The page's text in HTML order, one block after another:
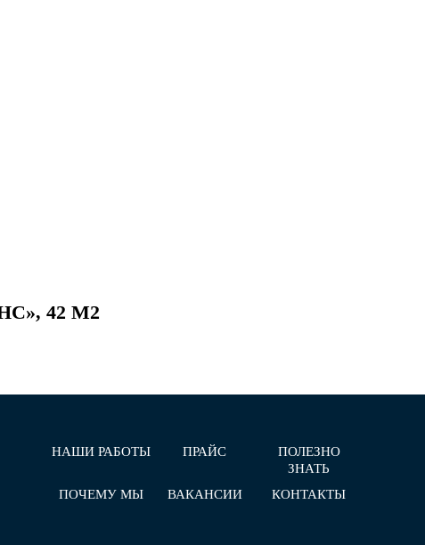
42 М2
НАШИ РАБОТЫ ПРАЙС
ПОЛЕЗНО
ЗНАТЬ
ПОЧЕМУ МЫ
ВАКАНСИИ КОНТАКТЫ